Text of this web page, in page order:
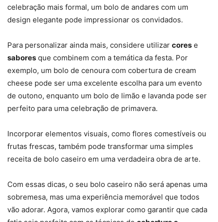
celebração mais formal, um bolo de andares com um
design elegante pode impressionar os convidados.
Para personalizar ainda mais, considere utilizar cores e
sabores que combinem com a temática da festa. Por
exemplo, um bolo de cenoura com cobertura de cream
cheese pode ser uma excelente escolha para um evento
de outono, enquanto um bolo de limão e lavanda pode ser
perfeito para uma celebração de primavera.
Incorporar elementos visuais, como flores comestíveis ou
frutas frescas, também pode transformar uma simples
receita de bolo caseiro em uma verdadeira obra de arte.
Com essas dicas, o seu bolo caseiro não será apenas uma
sobremesa, mas uma experiência memorável que todos
vão adorar. Agora, vamos explorar como garantir que cada